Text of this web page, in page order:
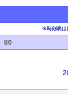
※時刻表は
80